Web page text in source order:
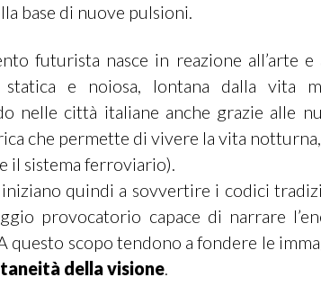
base di nuove pulsioni.
futurista nasce in reazione all’arte e
statica e noiosa, lontana dalla vita
nelle città italiane anche grazie alle
che permette di vivere la vita
il sistema ferroviario).
quindi a sovvertire i codici
provocatorio capace di narrare
questo scopo tendono a fondere le
della visione.